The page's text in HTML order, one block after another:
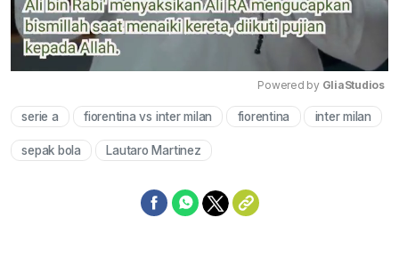
Mute
Powered by GliaStudios
serie a fiorentina vs inter milan fiorentina inter milan
sepak bola Lautaro Martinez